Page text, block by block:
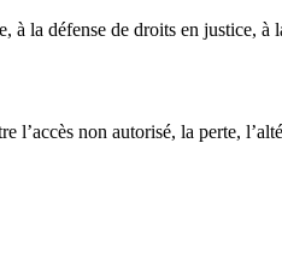
à la défense de droits en justice,
l’accès non autorisé, la perte,